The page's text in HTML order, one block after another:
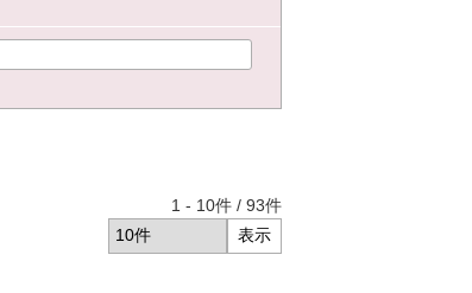
1 - 10件 / 93件